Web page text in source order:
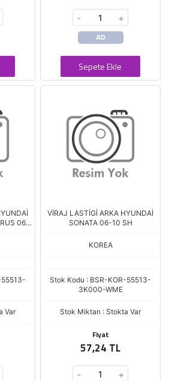
- +
AD
Sepete Ekle
06>
55513-
Var
VİRAJ LASTİGİ ARKA HYUNDAİ
SONATA 06-10 SH
KOREA
Stok Kodu : BSR-KOR-55513-
3K000-WME
Stok Miktarı : Stokta Var
Fiyat
57,24 TL
- +